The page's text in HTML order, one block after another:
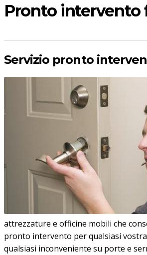
Pronto intervento
Servizio pronto
attrezzature e officine mobili che
pronto intervento per qualsiasi
qualsiasi inconveniente su porte e